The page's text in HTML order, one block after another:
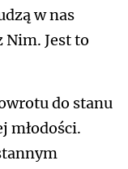
w nas
Nim. Jest to
do stanu
młodości.